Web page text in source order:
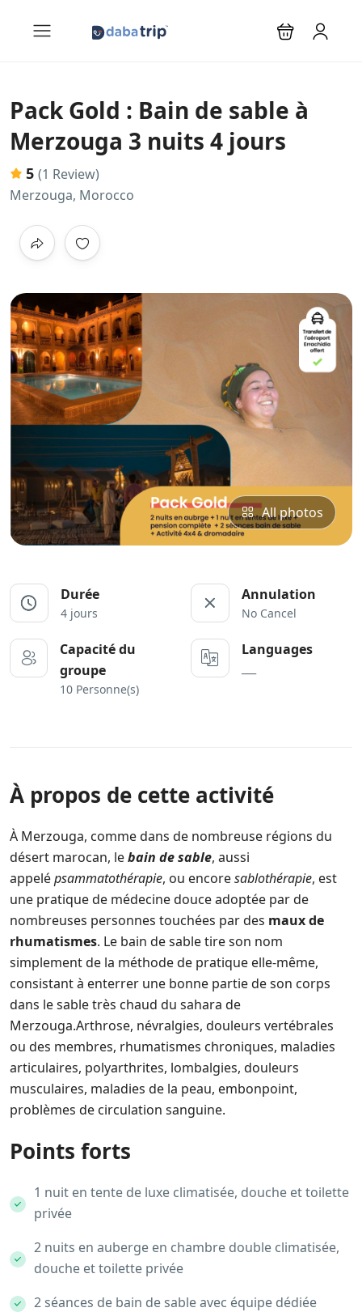
Pack Gold : Bain de sable à
Merzouga 3 nuits 4 jours
5 (1 Review)
Merzouga, Morocco
All photos
Durée
4 jours
Annulation
No Cancel
Capacité du
groupe
10 Personne(s)
Languages
À propos de cette activité
À Merzouga, comme dans de nombreuse régions du
désert marocan, lebain de sable, aussi
appelépsammatothérapie, ou encoresablothérapie, est
une pratique de médecine douce adoptée par de
nombreuses personnes touchées par des maux de
rhumatismes. Le bain de sable tire son nom
simplement de la méthode de pratique elle-même,
consistant à enterrer une bonne partie de son corps
dans le sable très chaud du sahara de
Merzouga.Arthrose, névralgies, douleurs vertébrales
ou des membres, rhumatismes chroniques, maladies
articulaires, polyarthrites, lombalgies, douleurs
musculaires, maladies de la peau, embonpoint,
problèmes de circulation sanguine.
Points forts
1 nuit en tente de luxe climatisée, douche et toilette
privée
2 nuits en auberge en chambre double climatisée,
douche et toilette privée
2 séances de bain de sable avec équipe dédiée